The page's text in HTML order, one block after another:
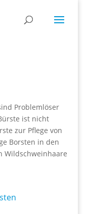
Problemlöser
ist nicht
zur Pflege von
Borsten in den
Wildschweinhaare